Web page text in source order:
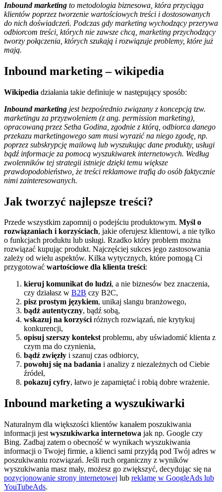
Inbound marketing to metodologia biznesowa, która przyciąga
klientów poprzez tworzenie wartościowych treści i dostosowanych
do nich doświadczeń. Podczas gdy marketing wychodzący przerywa
odbiorcom treści, których nie zawsze chcą, marketing przychodzący
tworzy połączenia, których szukają i rozwiązuje problemy, które już
mają.
Inbound marketing – wikipedia
Wikipedia działania takie definiuje w następujący sposób:
Inbound marketing jest bezpośrednio związany z koncepcją tzw.
marketingu za przyzwoleniem (z ang. permission marketing),
opracowaną przez Setha Godina, zgodnie z którą, odbiorca danego
przekazu marketingowego sam musi wyrazić na niego zgodę, np.
poprzez subskrypcję mailową lub wyszukując dane produkty, usługi
bądź informacje za pomocą wyszukiwarek internetowych. Według
zwolenników tej strategii istnieje dzięki temu większe
prawdopodobieństwo, że treści reklamowe trafią do osób faktycznie
nimi zainteresowanych.
Jak tworzyć najlepsze treści?
Przede wszystkim zapomnij o podejściu produktowym. Myśl o
rozwiązaniach i korzyściach, jakie oferujesz klientowi, a nie tylko
o funkcjach produktu lub usługi. Rzadko który problem można
rozwiązać kupując produkt. Najczęściej sukces jego zastosowania
zależy od wielu aspektów. Kilka wytycznych, które pomogą Ci
przygotować wartościowe dla klienta treści:
kieruj komunikat do ludzi, a nie biznesów bez znaczenia,
czy działasz w B2B czy B2C,
pisz prostym językiem, unikaj slangu branżowego,
bądź autentyczny, bądź sobą,
wskazuj na korzyściróżnych rozwiązań, nie krytykuj
konkurencji,
opisuj szerszy kontekstproblemu, aby uświadomić klienta z
czym ma do czynienia,
bądź zwięzły i szanuj czas odbiorcy,
powołuj się na badania i analizy z niezależnych od Ciebie
źródeł,
pokazuj cyfry, łatwo je zapamiętać i robią dobre wrażenie.
Inbound marketing a wyszukiwarki
Naturalnym dla większości klientów kanałem poszukiwania
informacji jest wyszukiwarka internetowa jak np. Google czy
Bing. Zadbaj zatem o obecność w wynikach wyszukiwania
informacji o Twojej firmie, a klienci sami przyjdą pod Twój adres w
poszukiwaniu rozwiązań. Jeśli ruch organiczny z wyników
wyszukiwania masz mały, możesz go zwiększyć, decydując się na
pozycjonowanie strony internetowej lub reklamę w GoogleAds lub
YouTubeAds.